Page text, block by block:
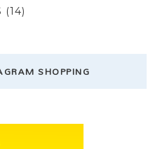
(14)
SHOPPING